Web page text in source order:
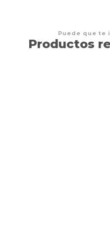
Puede que te
Productos